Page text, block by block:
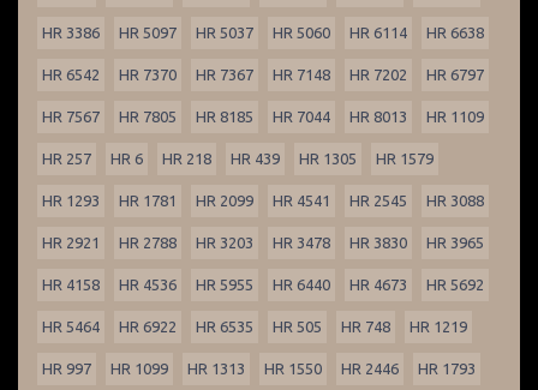
HR 3386 HR 5097 HR 5037 HR 5060 HR 6114 HR 6638
HR 6542 HR 7370 HR 7367 HR 7148 HR 7202 HR 6797
HR 7567 HR 7805 HR 8185 HR 7044 HR 8013 HR 1109
HR 257 HR 6 HR 218 HR 439 HR 1305 HR 1579
HR 1293 HR 1781 HR 2099 HR 4541 HR 2545 HR 3088
HR 2921 HR 2788 HR 3203 HR 3478 HR 3830 HR 3965
HR 4158 HR 4536 HR 5955 HR 6440 HR 4673 HR 5692
HR 5464 HR 6922 HR 6535 HR 505 HR 748 HR 1219
HR 997 HR 1099 HR 1313 HR 1550 HR 2446 HR 1793